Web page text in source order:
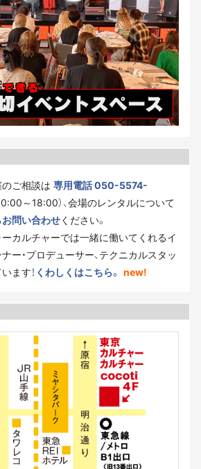
ご相談は 専用電話 050-5574-
～18:00）、会場のレンタルについて
問い合わせください。
カルチャーでは一緒に働いてくれるイ
ー・プロデューサー、テクニカルスタッ
ます！ くわしくはこちら。 new!